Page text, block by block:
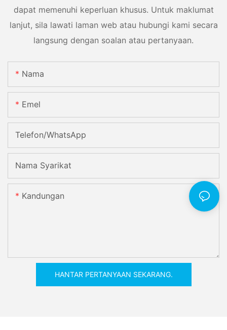
dapat memenuhi keperluan khusus. Untuk maklumat
lanjut, sila lawati laman web atau hubungi kami secara
langsung dengan soalan atau pertanyaan.
Nama
Emel
Telefon/WhatsApp
Nama Syarikat
Kandungan
HANTAR PERTANYAAN SEKARANG.